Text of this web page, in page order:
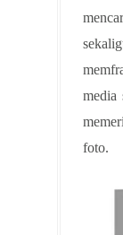
media
foto.